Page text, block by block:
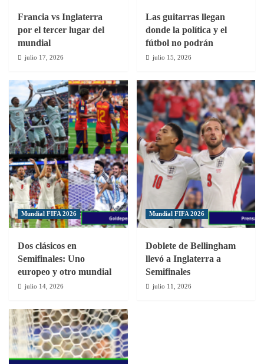
Francia vs Inglaterra
por el tercer lugar del
mundial
julio 17, 2026
Las guitarras llegan
donde la política y el
fútbol no podrán
julio 15, 2026
Mundial FIFA 2026
Dos clásicos en
Semifinales: Uno
europeo y otro mundial
julio 14, 2026
Mundial FIFA 2026
Doblete de Bellingham
llevó a Inglaterra a
Semifinales
julio 11, 2026